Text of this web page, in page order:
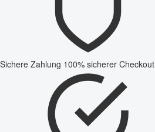
Sichere Zahlung 100% sicherer Checkout